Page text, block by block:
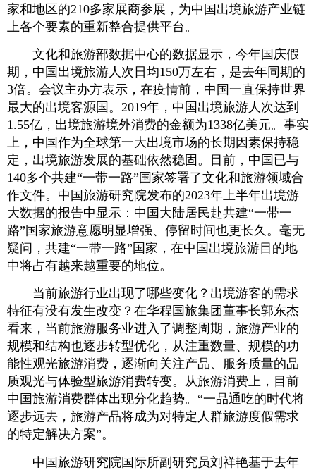
家和地区的210多家展商参展，为中国出境旅游产业链
上各个要素的重新整合提供平台。
文化和旅游部数据中心的数据显示，今年国庆假
期，中国出境旅游人次日均150万左右，是去年同期的
3倍。会议主办方表示，在疫情前，中国一直保持世界
最大的出境客源国。2019年，中国出境旅游人次达到
1.55亿，出境旅游境外消费的金额为1338亿美元。事实
上，中国作为全球第一大出境市场的长期因素保持稳
定，出境旅游发展的基础依然稳固。目前，中国已与
140多个共建“一带一路”国家签署了文化和旅游领域合
作文件。中国旅游研究院发布的2023年上半年出境游
大数据的报告中显示：中国大陆居民赴共建“一带一
路”国家旅游意愿明显增强、停留时间也更长久。毫无
疑问，共建“一带一路”国家，在中国出境旅游目的地
中将占有越来越重要的地位。
当前旅游行业出现了哪些变化？出境游客的需求
特征有没有发生改变？在华程国旅集团董事长郭东杰
看来，当前旅游服务业进入了调整周期，旅游产业的
规模和结构也逐步转型优化，从注重数量、规模的功
能性观光旅游消费，逐渐向关注产品、服务质量的品
质观光与体验型旅游消费转变。从旅游消费上，目前
中国旅游消费群体出现分化趋势。“一品通吃的时代将
逐步远去，旅游产品将成为对特定人群旅游度假需求
的特定解决方案”。
中国旅游研究院国际所副研究员刘祥艳基于去年